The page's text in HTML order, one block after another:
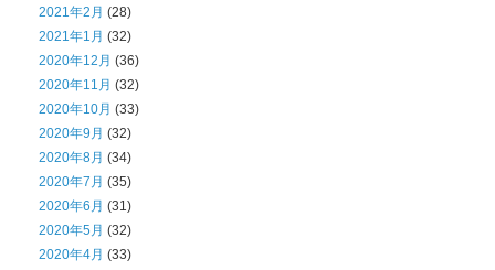
2021年2月 (28)
2021年1月 (32)
2020年12月 (36)
2020年11月 (32)
2020年10月 (33)
2020年9月 (32)
2020年8月 (34)
2020年7月 (35)
2020年6月 (31)
2020年5月 (32)
2020年4月 (33)